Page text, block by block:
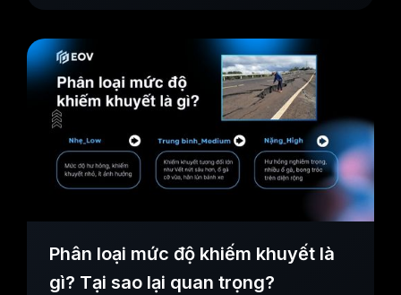
Phân loại mức độ khiếm khuyết là
gì? Tại sao lại quan trọng?